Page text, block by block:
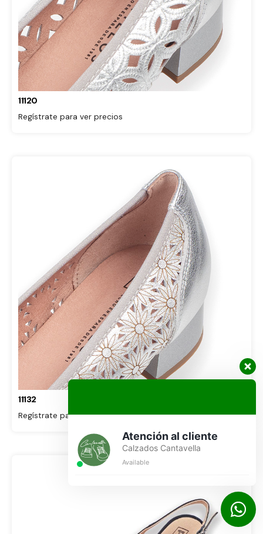
11120
Regístrate para ver precios
11132
Regístrate para ver precios
Atención al cliente
Calzados Cantavella
Available